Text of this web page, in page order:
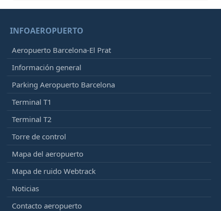
INFOAEROPUERTO
Aeropuerto Barcelona-El Prat
Información general
Parking Aeropuerto Barcelona
Terminal T1
Terminal T2
Torre de control
Mapa del aeropuerto
Mapa de ruido Webtrack
Noticias
Contacto aeropuerto